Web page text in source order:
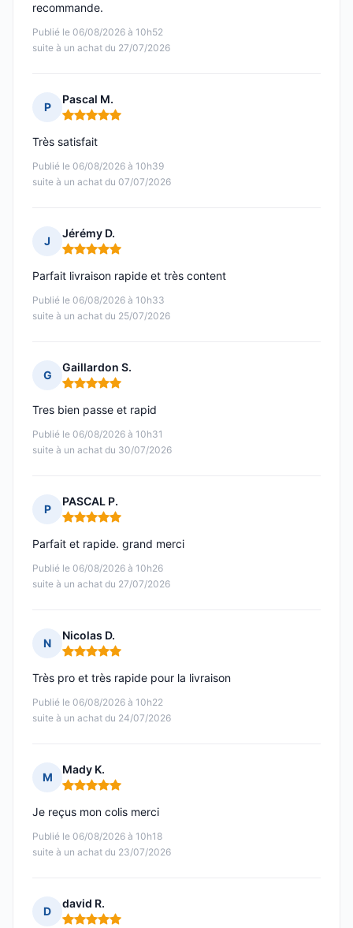
Publié le 06/08/2026 à 10h52
suite à un achat du 27/07/2026
recommande.
P
Pascal M.
Note : 5 sur 5
Publié le 06/08/2026 à 10h39
suite à un achat du 07/07/2026
Très satisfait
J
Jérémy D.
Note : 5 sur 5
Publié le 06/08/2026 à 10h33
suite à un achat du 25/07/2026
Parfait livraison rapide et très content
G
Gaillardon S.
Note : 5 sur 5
Publié le 06/08/2026 à 10h31
suite à un achat du 30/07/2026
Tres bien passe et rapid
P
PASCAL P.
Note : 5 sur 5
Publié le 06/08/2026 à 10h26
suite à un achat du 27/07/2026
Parfait et rapide. grand merci
N
Nicolas D.
Note : 5 sur 5
Publié le 06/08/2026 à 10h22
suite à un achat du 24/07/2026
Très pro et très rapide pour la livraison
M
Mady K.
Note : 5 sur 5
Publié le 06/08/2026 à 10h18
suite à un achat du 23/07/2026
Je reçus mon colis merci
D
david R.